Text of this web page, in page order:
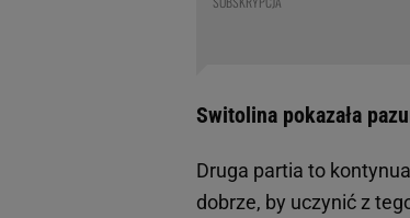
Switolina pokazała
Druga partia to
dobrze, by uczynić z